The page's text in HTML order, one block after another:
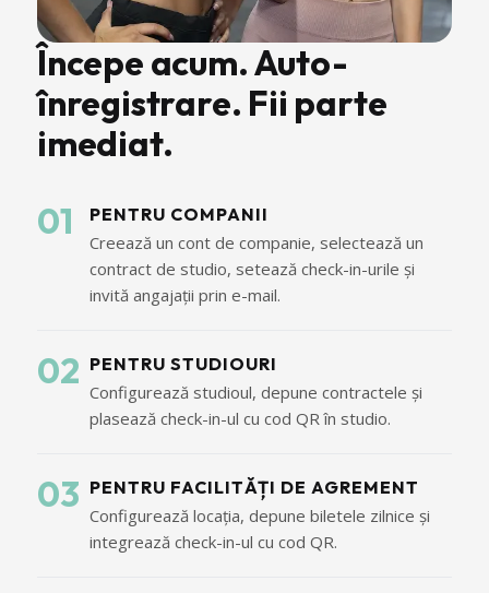
Începe acum. Auto-
înregistrare. Fii parte
imediat.
01
PENTRU COMPANII
Creează un cont de companie, selectează un
contract de studio, setează check-in-urile și
invită angajații prin e-mail.
02 PENTRU STUDIOURI
Configurează studioul, depune contractele și
plasează check-in-ul cu cod QR în studio.
03 PENTRU FACILITĂȚI DE AGREMENT
Configurează locația, depune biletele zilnice și
integrează check-in-ul cu cod QR.